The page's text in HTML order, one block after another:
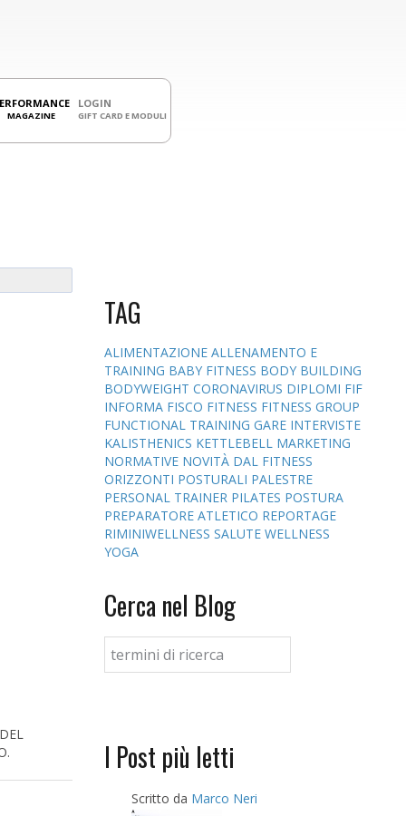
MAGAZINE
LOGIN
GIFT CARD E MODULI
TAG
ALIMENTAZIONE ALLENAMENTO E
TRAINING BABY FITNESS BODY BUILDING
BODYWEIGHT CORONAVIRUS DIPLOMI FIF
INFORMA FISCO FITNESS FITNESS GROUP
FUNCTIONAL TRAINING GARE INTERVISTE
KALISTHENICS KETTLEBELL MARKETING
NORMATIVE NOVITÀ DAL FITNESS
ORIZZONTI POSTURALI PALESTRE
PERSONAL TRAINER PILATES POSTURA
PREPARATORE ATLETICO REPORTAGE
RIMINIWELLNESS SALUTE WELLNESS
YOGA
Cerca nel Blog
I Post più letti
Scritto da Marco Neri